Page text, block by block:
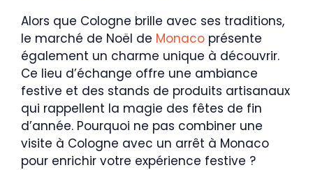
Alors que Cologne brille avec ses traditions,
le marché de Noël de Monaco présente
également un charme unique à découvrir.
Ce lieu d’échange offre une ambiance
festive et des stands de produits artisanaux
qui rappellent la magie des fêtes de fin
d’année. Pourquoi ne pas combiner une
visite à Cologne avec un arrêt à Monaco
pour enrichir votre expérience festive ?